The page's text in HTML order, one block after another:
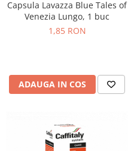
Capsula Lavazza Blue Tales of
Venezia Lungo, 1 buc
1,85 RON
ADAUGA IN COS